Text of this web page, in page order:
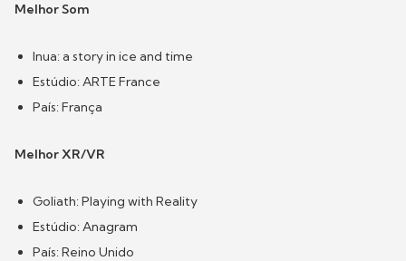
Melhor Som
Inua: a story in ice and time
Estúdio: ARTE France
País: França
Melhor XR/VR
Goliath: Playing with Reality
Estúdio: Anagram
País: Reino Unido